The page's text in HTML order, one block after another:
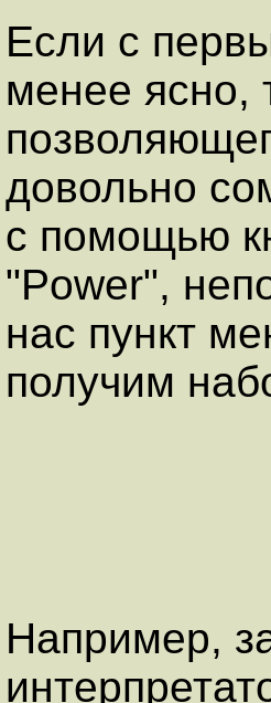
Если с
менее ясно,
довольно
с помощью
"Power",
нас пункт
получим
Например,